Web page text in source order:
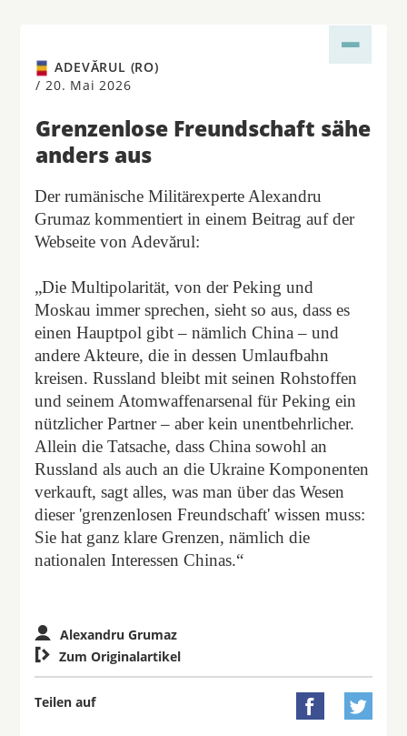
ADEVĂRUL (RO)
/ 20. Mai 2026
Grenzenlose Freundschaft sähe
anders aus
Der rumänische Militärexperte Alexandru
Grumaz kommentiert in einem Beitrag auf der
Webseite von Adevărul:
„Die Multipolarität, von der Peking und
Moskau immer sprechen, sieht so aus, dass es
einen Hauptpol gibt – nämlich China – und
andere Akteure, die in dessen Umlaufbahn
kreisen. Russland bleibt mit seinen Rohstoffen
und seinem Atomwaffenarsenal für Peking ein
nützlicher Partner – aber kein unentbehrlicher.
Allein die Tatsache, dass China sowohl an
Russland als auch an die Ukraine Komponenten
verkauft, sagt alles, was man über das Wesen
dieser 'grenzenlosen Freundschaft' wissen muss:
Sie hat ganz klare Grenzen, nämlich die
nationalen Interessen Chinas.“
Alexandru Grumaz
 Zum Originalartikel
Teilen auf  